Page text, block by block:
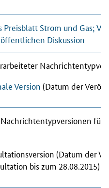
Preisblatt Strom und Gas;
Diskussion
Version (Datum der
für
(Datum der
bis zum 28.08.2015)